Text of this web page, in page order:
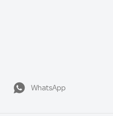
WhatsApp